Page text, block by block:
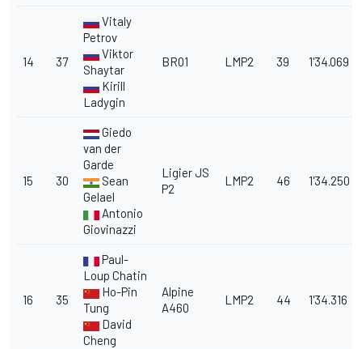
14 37
Vitaly
Petrov
Viktor
Shaytar
Kirill
Ladygin
BR01 LMP2 39 1'34.069
15 30
Giedo
van der
Garde
Sean
Gelael
Antonio
Giovinazzi
Ligier JS
P2
LMP2 46 1'34.250
16 35
Paul-
Loup Chatin
Ho-Pin
Tung
David
Cheng
Alpine
A460
LMP2 44 1'34.316